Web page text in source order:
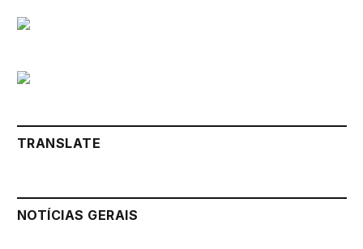
TRANSLATE
NOTÍCIAS GERAIS